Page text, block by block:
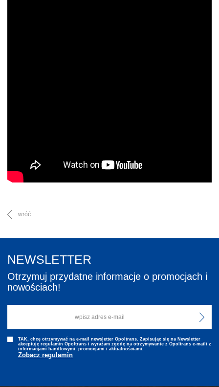
wróć
NEWSLETTER
Otrzymuj przydatne informacje o promocjach i
nowościach!
TAK, chcę otrzymywać na e-mail newsletter Opoltrans. Zapisując się na Newsletter
akceptuję regulamin Opoltrans i wyraźam zgodę na otrzymywanie z Opoltrans e-maili z
informacjami handlowymi, promocjami i aktualnościami.
Zobacz regulamin